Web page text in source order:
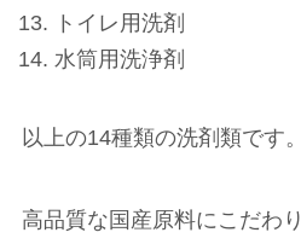
トイレ用洗剤
水筒用洗浄剤
以上の14種類の洗剤類です。
高品質な国産原料にこだわ